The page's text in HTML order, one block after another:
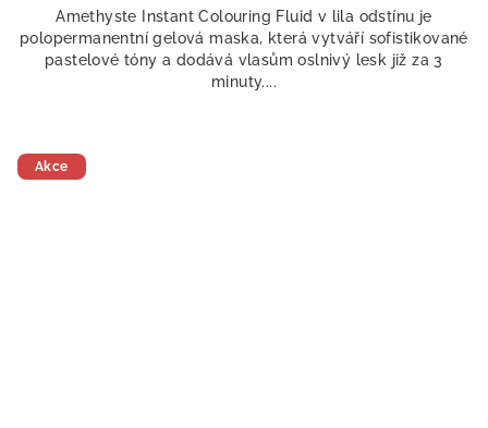
Amethyste Instant Colouring Fluid v lila odstínu je
polopermanentní gelová maska, která vytváří sofistikované
pastelové tóny a dodává vlasům oslnivý lesk již za 3
minuty....
Akce